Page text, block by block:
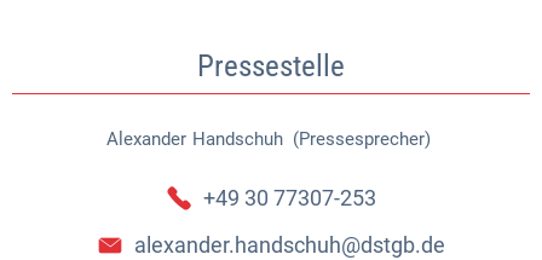
Pressestelle
Alexander Handschuh (Pressesprecher)
Alexander Handschuh
+49 30 77307-253
alexander.handschuh@dstgb.de